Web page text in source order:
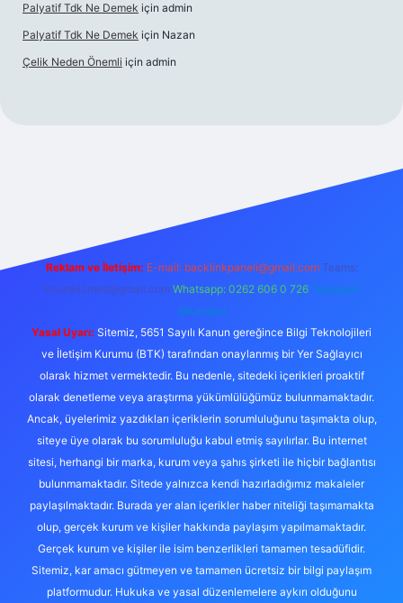
Palyatif Tdk Ne Demek için admin
Palyatif Tdk Ne Demek için Nazan
Çelik Neden Önemli için admin
Reklam ve İletişim: E-mail: backlinkpaneli@gmail.com Teams:
forumhizmeti@gmail.com Whatsapp: 0262 606 0 726 Telegram:
@karabul
Yasal Uyarı: Sitemiz, 5651 Sayılı Kanun gereğince Bilgi Teknolojileri
ve İletişim Kurumu (BTK) tarafından onaylanmış bir Yer Sağlayıcı
olarak hizmet vermektedir. Bu nedenle, sitedeki içerikleri proaktif
olarak denetleme veya araştırma yükümlülüğümüz bulunmamaktadır.
Ancak, üyelerimiz yazdıkları içeriklerin sorumluluğunu taşımakta olup,
siteye üye olarak bu sorumluluğu kabul etmiş sayılırlar. Bu internet
sitesi, herhangi bir marka, kurum veya şahıs şirketi ile hiçbir bağlantısı
bulunmamaktadır. Sitede yalnızca kendi hazırladığımız makaleler
paylaşılmaktadır. Burada yer alan içerikler haber niteliği taşımamakta
olup, gerçek kurum ve kişiler hakkında paylaşım yapılmamaktadır.
Gerçek kurum ve kişiler ile isim benzerlikleri tamamen tesadüfidir.
Sitemiz, kar amacı gütmeyen ve tamamen ücretsiz bir bilgi paylaşım
platformudur. Hukuka ve yasal düzenlemelere aykırı olduğunu